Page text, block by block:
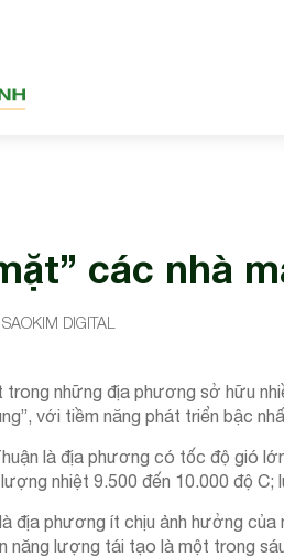
các nhà
SAOKIM DIGITAL
những địa phương sở hữu
với tiềm năng phát triển bậc
là địa phương có tốc độ gió
nhiệt 9.500 đến 10.000 độ
địa phương ít chịu ảnh hưởng
năng lượng tái tạo là một trong